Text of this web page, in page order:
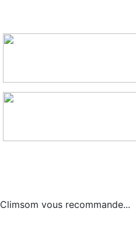
Climsom vous recommande...